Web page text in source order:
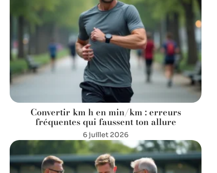
Convertir km h en min/km : erreurs
fréquentes qui faussent ton allure
6 juillet 2026